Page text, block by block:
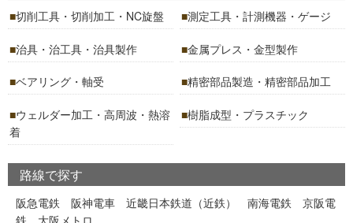
切削工具・切削加工・NC旋盤 測定工具・計測機器・ゲージ
治具・治工具・治具製作 金属プレス・金型製作
ベアリング・軸受 精密部品製造・精密部品加工
ウェルダー加工・高周波・熱溶
着
樹脂成型・プラスチック
路線で探す
阪急電鉄 阪神電車 近畿日本鉄道（近鉄） 南海電鉄
京阪電
鉄
大阪メトロ